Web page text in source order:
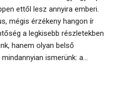
ettől lesz annyira emberi.
mégis érzékeny hangon ír
a legkisebb részletekben
hanem olyan belső
ismerünk: a...